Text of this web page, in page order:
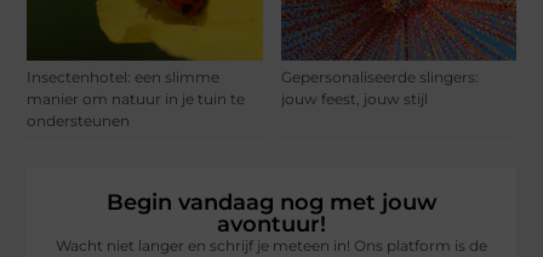
Insectenhotel: een slimme
manier om natuur in je tuin te
ondersteunen
Gepersonaliseerde slingers:
jouw feest, jouw stijl
Begin vandaag nog met jouw
avontuur!
Wacht niet langer en schrijf je meteen in! Ons platform is de